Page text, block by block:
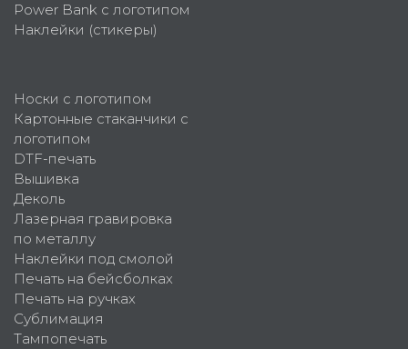
Power Bank с логотипом
Наклейки (стикеры)
Носки с логотипом
Картонные стаканчики с
логотипом
DTF-печать
Вышивка
Деколь
Лазерная гравировка
по металлу
Наклейки под смолой
Печать на бейсболках
Печать на ручках
Сублимация
Тампопечать